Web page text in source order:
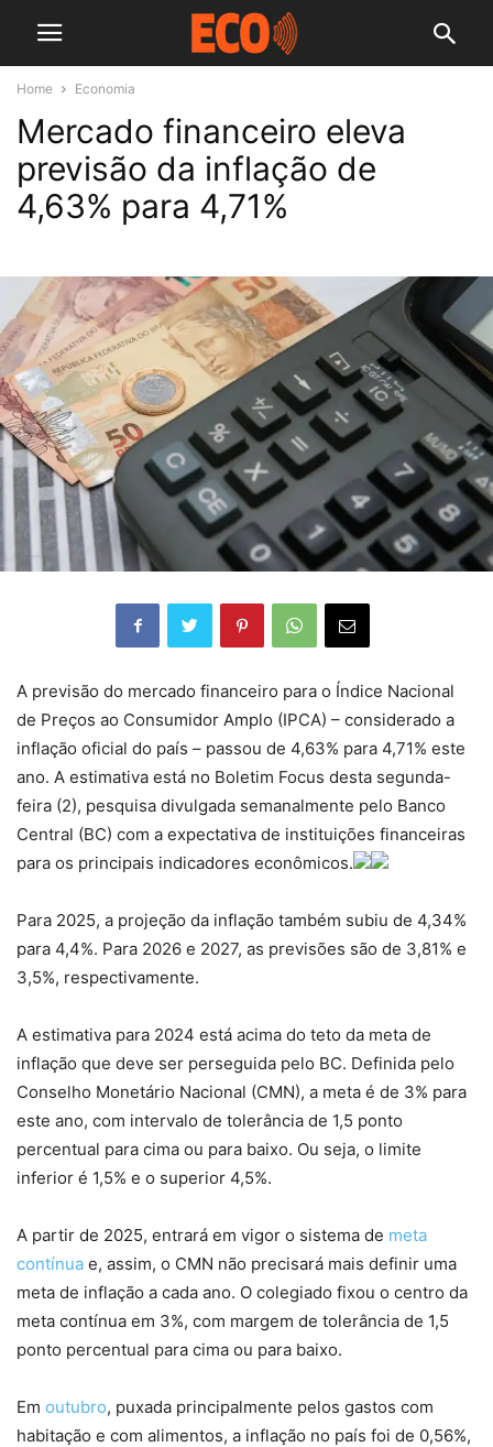
Home Economia
Mercado financeiro eleva
previsão da inflação de
4,63% para 4,71%
A previsão do mercado financeiro para o Índice Nacional
de Preços ao Consumidor Amplo (IPCA) – considerado a
inflação oficial do país – passou de 4,63% para 4,71% este
ano. A estimativa está no Boletim Focus desta segunda-
feira (2), pesquisa divulgada semanalmente pelo Banco
Central (BC) com a expectativa de instituições financeiras
para os principais indicadores econômicos.
Para 2025, a projeção da inflação também subiu de 4,34%
para 4,4%. Para 2026 e 2027, as previsões são de 3,81% e
3,5%, respectivamente.
A estimativa para 2024 está acima do teto da meta de
inflação que deve ser perseguida pelo BC. Definida pelo
Conselho Monetário Nacional (CMN), a meta é de 3% para
este ano, com intervalo de tolerância de 1,5 ponto
percentual para cima ou para baixo. Ou seja, o limite
inferior é 1,5% e o superior 4,5%.
A partir de 2025, entrará em vigor o sistema de meta
contínua e, assim, o CMN não precisará mais definir uma
meta de inflação a cada ano. O colegiado fixou o centro da
meta contínua em 3%, com margem de tolerância de 1,5
ponto percentual para cima ou para baixo.
Em outubro, puxada principalmente pelos gastos com
habitação e com alimentos, a inflação no país foi de 0,56%,